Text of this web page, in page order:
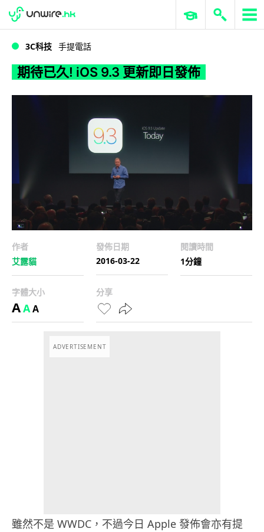
期待已久! iOS 9.3 更新即日發佈
WWDC 2026 ERP 與商業 AI
3C科技 手提電話
期待已久! iOS 9.3 更新即日發佈
作者
艾露貓
發佈日期
2016-03-22
閱讀時間
1分鐘
字體大小
AAA
分享
ADVERTISEMENT
雖然不是 WWDC，不過今日 Apple 發佈會亦有提